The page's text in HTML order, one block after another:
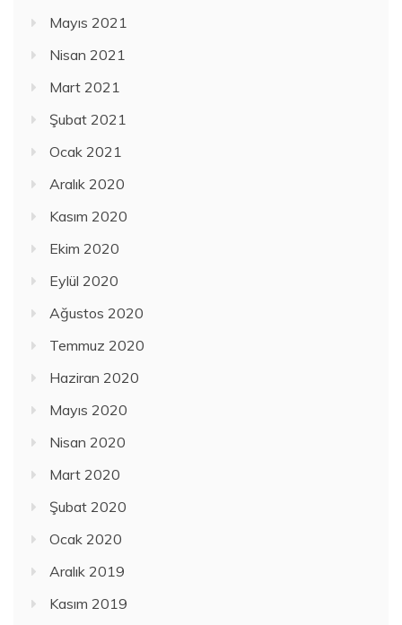
Mayıs 2021
Nisan 2021
Mart 2021
Şubat 2021
Ocak 2021
Aralık 2020
Kasım 2020
Ekim 2020
Eylül 2020
Ağustos 2020
Temmuz 2020
Haziran 2020
Mayıs 2020
Nisan 2020
Mart 2020
Şubat 2020
Ocak 2020
Aralık 2019
Kasım 2019